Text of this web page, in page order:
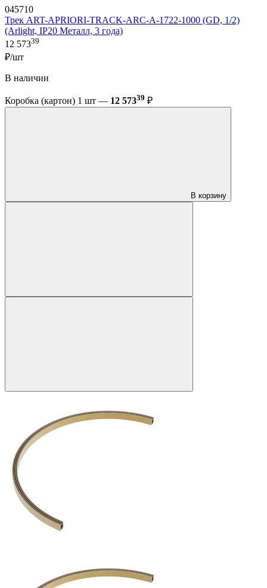
045710
Трек ART-APRIORI-TRACK-ARC-A-1722-1000 (GD, 1/2)
(Arlight, IP20 Металл, 3 года)
12 57339
₽/шт
В наличии
Коробка (картон) 1 шт — 12 57339 ₽
В корзину